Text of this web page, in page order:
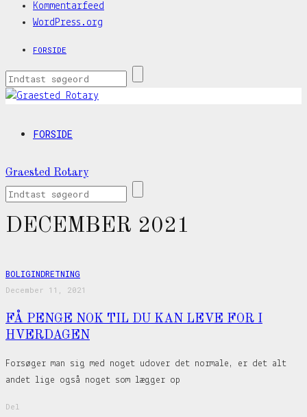
Kommentarfeed
WordPress.org
FORSIDE
FORSIDE
Graested Rotary
DECEMBER 2021
BOLIGINDRETNING
December 11, 2021
FÅ PENGE NOK TIL DU KAN LEVE FOR I
HVERDAGEN
Forsøger man sig med noget udover det normale, er det alt
andet lige også noget som lægger op
Del